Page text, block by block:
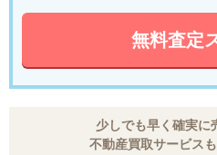
無料査定
少しでも早く確実に
不動産買取サービス